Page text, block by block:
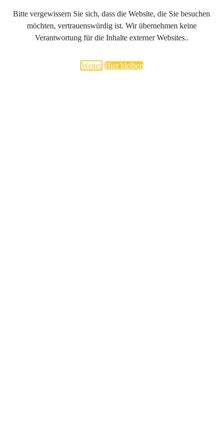
Bitte vergewissern Sie sich, dass die Website, die Sie besuchen
möchten, vertrauenswürdig ist. Wir übernehmen keine
Verantwortung für die Inhalte externer Websites..
Weiter Hier bleiben